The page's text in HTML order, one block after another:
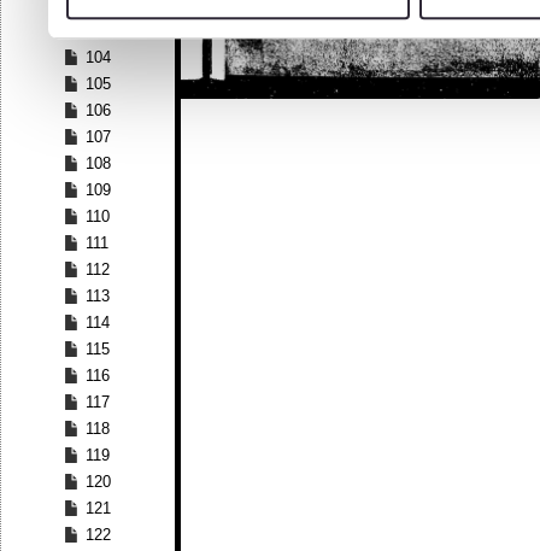
104
105
106
107
108
109
110
111
112
113
114
115
116
117
118
119
120
121
122